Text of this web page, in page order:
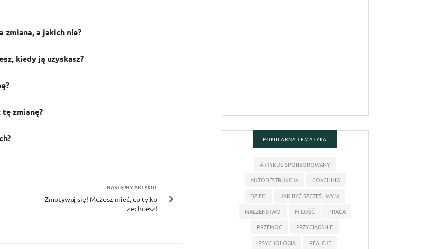
zmiana, a jakich nie?
kiedy ją uzyskasz?
zmianę?
NASTĘPNY ARTYKUŁ
Zmotywuj się! Możesz mieć, co tylko
zechcesz!
POPULARNA TEMATYKA
ARTYKUŁ SPONSOROWANY
AUTODESTRUKCJA
COACHING
DZIECI
JAK BYĆ SZCZĘŚLIWYM
MAŁŻEŃSTWO
MIŁOŚĆ
PRACA
PRZEMOC
PRZYCIĄGANIE
PSYCHOLOGIA
REALCJE